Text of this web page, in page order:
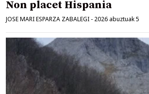
Non placet Hispania
JOSE MARI ESPARZA ZABALEGI - 2026 abuztuak 5